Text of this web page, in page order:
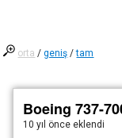
orta /geniş /tam
Boeing 737-
10 yıl önce eklendi